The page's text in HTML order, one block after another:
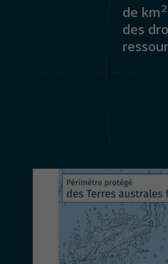
de km2
des